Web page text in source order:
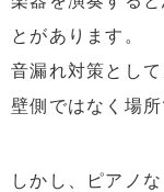
とがあります。
音漏れ対策とし
壁側ではなく場
しかし、ピアノ